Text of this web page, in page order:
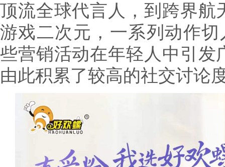
顶流全球代言人，到跨界航
游戏二次元，一系列动作
些营销活动在年轻人中引发
由此积累了较高的社交讨论